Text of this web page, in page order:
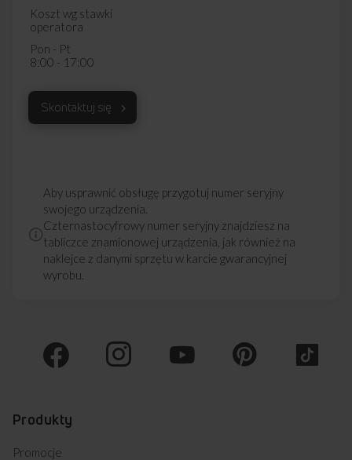
Koszt wg stawki
operatora
Pon - Pt
8:00 - 17:00
Skontaktuj się
Aby usprawnić obsługę przygotuj numer seryjny
swojego urządzenia.
Czternastocyfrowy numer seryjny znajdziesz na
tabliczce znamionowej urządzenia, jak również na
naklejce z danymi sprzętu w karcie gwarancyjnej
wyrobu.
Produkty
Promocje